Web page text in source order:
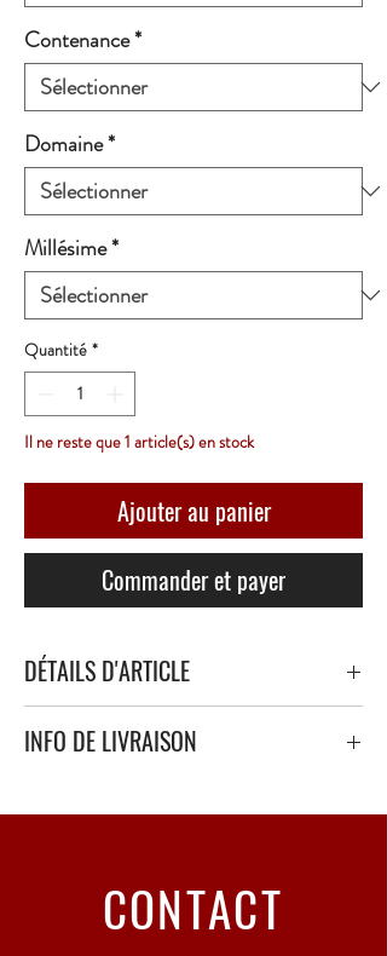
Contenance*
Domaine*
Millésime*
Quantité *
Il ne reste que 1 article(s) en stock
Ajouter au panier
Commander et payer
DÉTAILS D'ARTICLE
INFO DE LIVRAISON
polystyrène.
CONTACT